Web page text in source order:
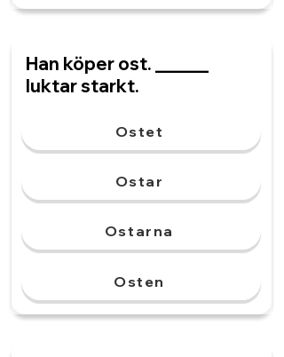
Han köper ost. ______
luktar starkt.
Ostet
Ostar
Ostarna
Osten